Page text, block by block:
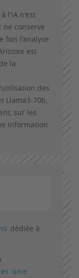
l'IA n'est
ne conserve
fois l'analyse
est
la
des
Llama3-70b,
sur les
information
dédiée à
une